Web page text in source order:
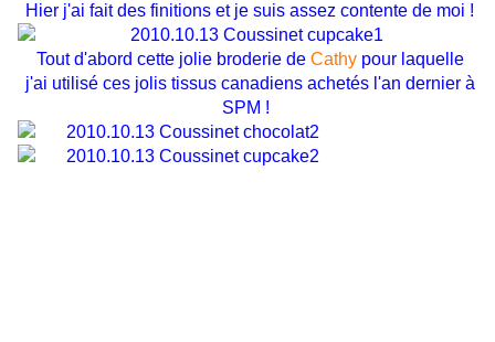
Hier j'ai fait des finitions et je suis assez contente de moi !
Tout d'abord cette jolie broderie de Cathy pour laquelle
j'ai utilisé ces jolis tissus canadiens achetés l'an dernier à
SPM !